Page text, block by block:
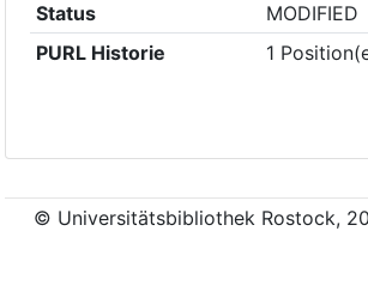
Status
MODIFIED
PURL Historie
1
© Universitätsbibliothek Rostock,